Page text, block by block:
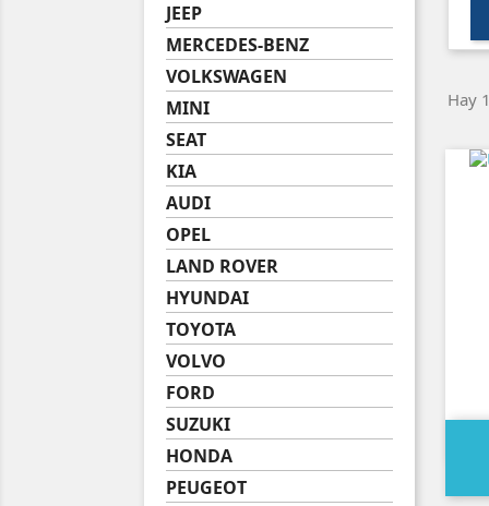
JEEP
MERCEDES-BENZ
VOLKSWAGEN
MINI
SEAT
KIA
AUDI
OPEL
LAND ROVER
HYUNDAI
TOYOTA
VOLVO
FORD
SUZUKI
HONDA
PEUGEOT
Hay